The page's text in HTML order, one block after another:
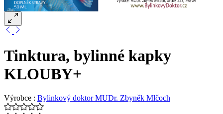
Tinktura, bylinné kapky
KLOUBY+
Výrobce : Bylinkový doktor MUDr. Zbyněk Mlčoch